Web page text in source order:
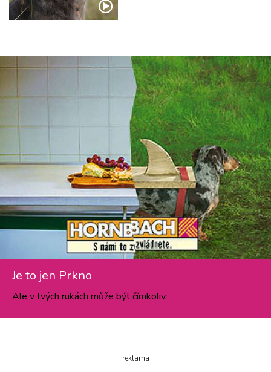
Je to jen Prkno
Ale v tvých rukách může být čímkoliv.
reklama